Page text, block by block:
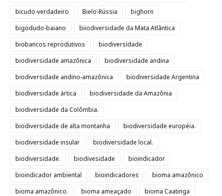
bicudo-verdadeiro
Bielo-Rússia
bighorn
bigodudo-baiano
biiodiversidade da Mata Atlântica
biobancos reprodutivos
biodiversidade
biodiversidade amazônica
biodiversidade andina
biodiversidade andino-amazônica
biodiversidade Argentina
biodiversidade ártica
biodiversidade da Amazônia
biodiversidade da Colômbia.
biodiversidade de alta montanha
biodiversidade européia.
biodiversidade insular
biodiversidade local.
biodiversidade.
biodivesidade
bioindicador
bioindicador ambiental
bioindicadores
bioma amazônico
bioma amazônico.
bioma ameaçado
bioma Caatinga